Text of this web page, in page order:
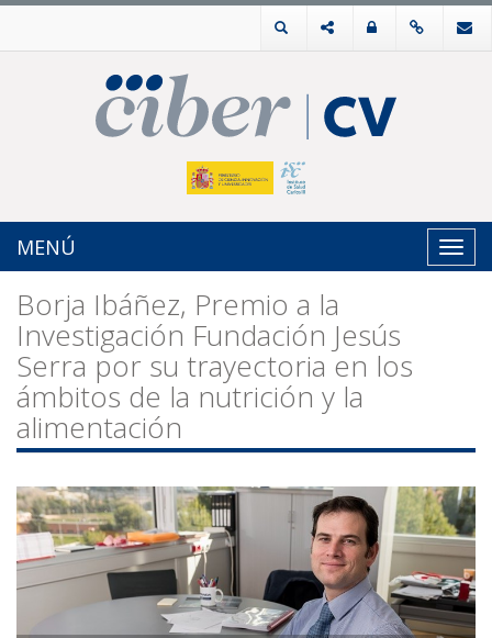
MENÚ
Borja Ibáñez, Premio a la
Investigación Fundación Jesús
Serra por su trayectoria en los
ámbitos de la nutrición y la
alimentación